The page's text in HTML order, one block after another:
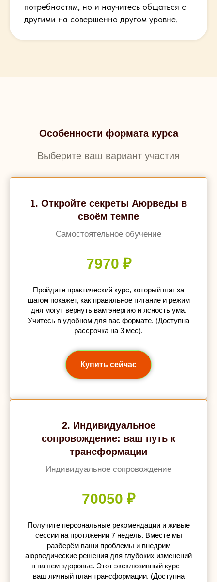
потребностям, но и научитесь общаться с
другими на совершенно другом уровне.
Особенности формата курса
Выберите ваш вариант участия
1. Откройте секреты Аюрведы в
своём темпе
Самостоятельное обучение
7970 ₽
Пройдите практический курс, который шаг за
шагом покажет, как правильное питание и режим
дня могут вернуть вам энергию и ясность ума.
Учитесь в удобном для вас формате. (Доступна
рассрочка на 3 мес).
Купить сейчас
2. Индивидуальное
сопровождение: ваш путь к
трансформации
Индивидуальное сопровождение
70050 ₽
Получите персональные рекомендации и живые
сессии на протяжении 7 недель. Вместе мы
разберём ваши проблемы и внедрим
аюрведические решения для глубоких изменений
в вашем здоровье. Этот эксклюзивный курс –
ваш личный план трансформации. (Доступна